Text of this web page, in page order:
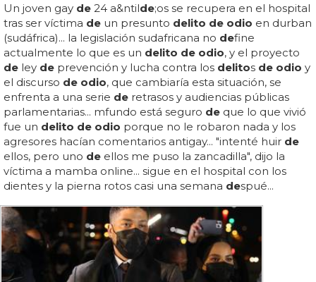
Un joven gay de 24 a&ntilde;os se recupera en el hospital
tras ser víctima de un presunto delito de odio en durban
(sudáfrica)... la legislación sudafricana no define
actualmente lo que es un delito de odio, y el proyecto
de ley de prevención y lucha contra los delitos de odio y
el discurso de odio, que cambiaría esta situación, se
enfrenta a una serie de retrasos y audiencias públicas
parlamentarias... mfundo está seguro de que lo que vivió
fue un delito de odio porque no le robaron nada y los
agresores hacían comentarios antigay... "intenté huir de
ellos, pero uno de ellos me puso la zancadilla", dijo la
víctima a mamba online... sigue en el hospital con los
dientes y la pierna rotos casi una semana despué...